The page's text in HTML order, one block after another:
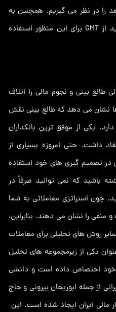
را در نظر می گیریم. همچنین به
خاطر داشته باشید که همیشه باید از GMT برای این منظور استفاده
طالع بینی و نجوم مالی را اتلاف
نشان می دهد که طالع بینی نقش
یکی از موفق ترین بانکداران
داشت. حتی امروزه بسیاری از
تصمیم گیری های خود استفاده
باشید که نمی توانید صرفاً در
چون استراتژی معاملاتی به شما
را نشان می دهند. بنابراین،
روش های تحلیلی برای معاملات
یکی از زیرمجموعه های تحلیل
خود اختصاص داده است و دانشی
از جمله ابوریحان بیرونی و حاج
مالی ایران ایجاد شده است. این